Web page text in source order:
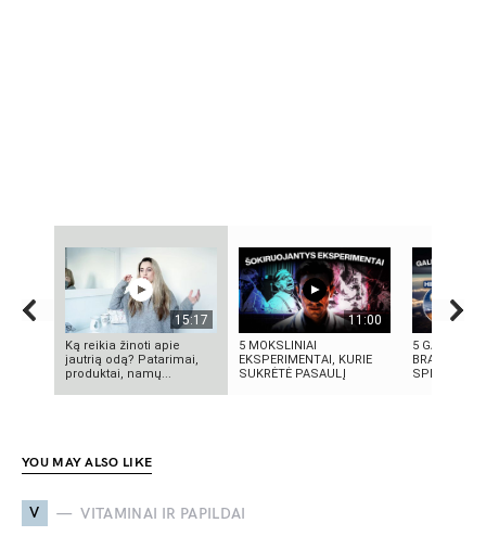
15:17
Ką reikia žinoti apie
jautrią odą? Patarimai,
produktai, namų...
11:00
5 MOKSLINIAI
EKSPERIMENTAI, KURIE
SUKRĖTĖ PASAULĮ
5
SPROGIMAI
YOU MAY ALSO LIKE
V VITAMINAI IR PAPILDAI